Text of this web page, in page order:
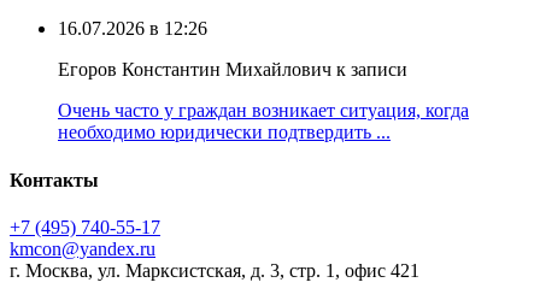
16.07.2026 в 12:26
Егоров Константин Михайлович к записи
Очень часто у граждан возникает ситуация, когда
необходимо юридически подтвердить ...
Контакты
+7 (495) 740‑55‑17
kmcon@yandex.ru
г. Москва, ул. Марксистская, д. 3, стр. 1, офис 421